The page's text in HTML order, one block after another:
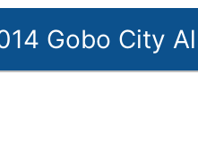
Gobo City